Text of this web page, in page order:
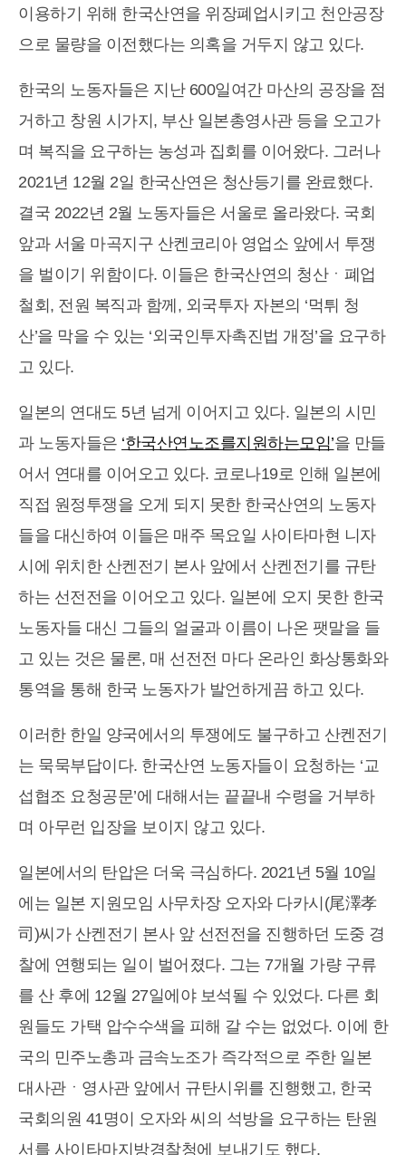
이용하기 위해 한국산연을 위장폐업시키고 천안공장
으로 물량을 이전했다는 의혹을 거두지 않고 있다.
한국의 노동자들은 지난 600일여간 마산의 공장을 점
거하고 창원 시가지, 부산 일본총영사관 등을 오고가
며 복직을 요구하는 농성과 집회를 이어왔다. 그러나
2021년 12월 2일 한국산연은 청산등기를 완료했다.
결국 2022년 2월 노동자들은 서울로 올라왔다. 국회
앞과 서울 마곡지구 산켄코리아 영업소 앞에서 투쟁
을 벌이기 위함이다. 이들은 한국산연의 청산ㆍ폐업
철회, 전원 복직과 함께, 외국투자 자본의 ‘먹튀 청
산’을 막을 수 있는 ‘외국인투자촉진법 개정’을 요구하
고 있다.
일본의 연대도 5년 넘게 이어지고 있다. 일본의 시민
과 노동자들은 ‘한국산연노조를지원하는모임’을 만들
어서 연대를 이어오고 있다. 코로나19로 인해 일본에
직접 원정투쟁을 오게 되지 못한 한국산연의 노동자
들을 대신하여 이들은 매주 목요일 사이타마현 니자
시에 위치한 산켄전기 본사 앞에서 산켄전기를 규탄
하는 선전전을 이어오고 있다. 일본에 오지 못한 한국
노동자들 대신 그들의 얼굴과 이름이 나온 팻말을 들
고 있는 것은 물론, 매 선전전 마다 온라인 화상통화와
통역을 통해 한국 노동자가 발언하게끔 하고 있다.
이러한 한일 양국에서의 투쟁에도 불구하고 산켄전기
는 묵묵부답이다. 한국산연 노동자들이 요청하는 ‘교
섭협조 요청공문’에 대해서는 끝끝내 수령을 거부하
며 아무런 입장을 보이지 않고 있다.
일본에서의 탄압은 더욱 극심하다. 2021년 5월 10일
에는 일본 지원모임 사무차장 오자와 다카시(尾澤孝
司)씨가 산켄전기 본사 앞 선전전을 진행하던 도중 경
찰에 연행되는 일이 벌어졌다. 그는 7개월 가량 구류
를 산 후에 12월 27일에야 보석될 수 있었다. 다른 회
원들도 가택 압수수색을 피해 갈 수는 없었다. 이에 한
국의 민주노총과 금속노조가 즉각적으로 주한 일본
대사관ㆍ영사관 앞에서 규탄시위를 진행했고, 한국
국회의원 41명이 오자와 씨의 석방을 요구하는 탄원
서를 사이타마지방경찰청에 보내기도 했다.